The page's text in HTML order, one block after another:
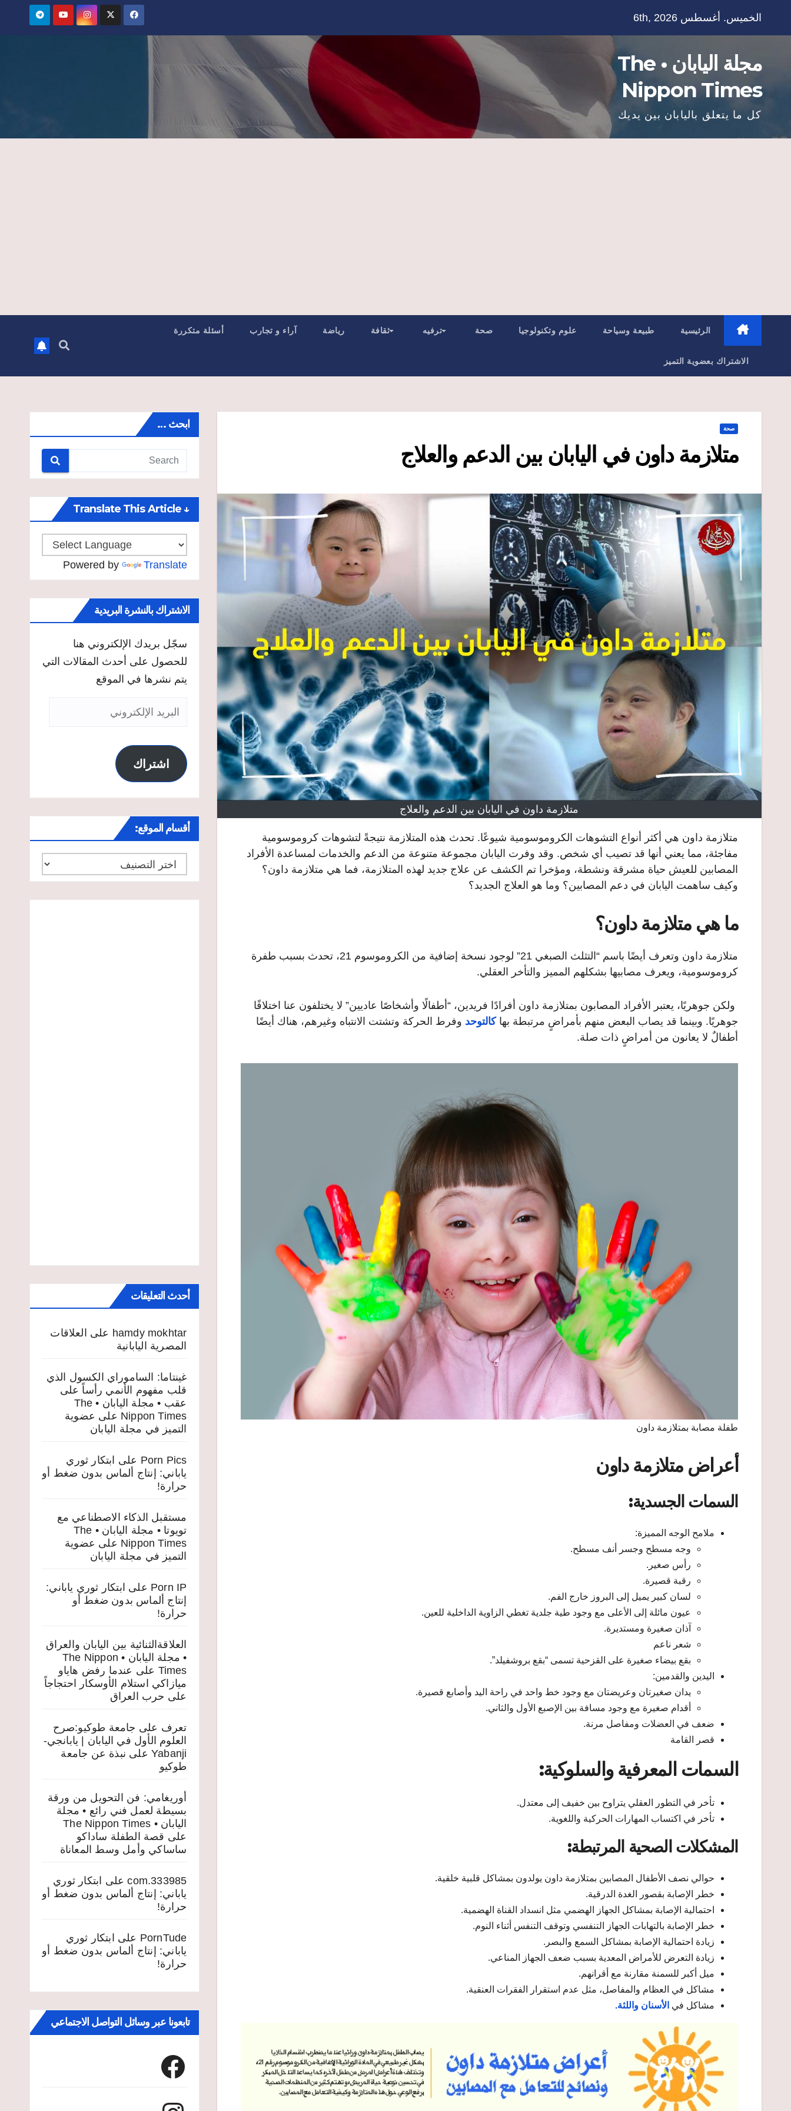
الخميس. أغسطس 6th, 2026
مجلة اليابان • The
Nippon Times
كل ما يتعلق باليابان بين يديك
الرئيسية طبيعة وسياحة علوم وتكنولوجيا صحة ترفيه ثقافة رياضة آراء و تجارب أسئلة متكررة
الاشتراك بعضوية التميز
صحة
متلازمة داون في اليابان بين الدعم والعلاج
متلازمة داون في اليابان بين الدعم والعلاج
متلازمة داون هي أكثر أنواع التشوهات الكروموسومية شيوعًا. تحدث هذه المتلازمة نتيجةً لتشوهات كروموسومية
مفاجئة، مما يعني أنها قد تصيب أي شخص. وقد وفرت اليابان مجموعة متنوعة من الدعم والخدمات لمساعدة الأفراد
المصابين للعيش حياة مشرقة ونشطة، ومؤخرا تم الكشف عن علاج جديد لهذه المتلازمة، فما هي متلازمة داون؟
وكيف ساهمت اليابان في دعم المصابين؟ وما هو العلاج الجديد؟
ما هي متلازمة داون؟
متلازمة داون وتعرف أيضًا باسم “التثلث الصبغي 21” لوجود نسخة إضافية من الكروموسوم 21، تحدث بسبب طفرة
كروموسومية، ويعرف مصابيها بشكلهم المميز والتأخر العقلي.
ولكن جوهريًا، يعتبر الأفراد المصابون بمتلازمة داون أفرادًا فريدين، “أطفالًا وأشخاصًا عاديين” لا يختلفون عنا اختلافًا
جوهريًا. وبينما قد يصاب البعض منهم بأمراضٍ مرتبطة بهاكالتوحد وفرط الحركة وتشتت الانتباه وغيرهم، هناك أيضًا
أطفالٌ لا يعانون من أمراضٍ ذات صلة.
طفلة مصابة بمتلازمة داون
أعراض متلازمة داون
السمات الجسدية:
ملامح الوجه المميزة:
وجه مسطح وجسر أنف مسطح.
رأس صغير.​
رقبة قصيرة.​
لسان كبير يميل إلى البروز خارج الفم.
عيون مائلة إلى الأعلى مع وجود طية جلدية تغطي الزاوية الداخلية للعين.​
آذان صغيرة ومستديرة.
شعر ناعم
بقع بيضاء صغيرة على القزحية تسمى “بقع بروشفيلد”.
اليدين والقدمين:
يدان صغيرتان وعريضتان مع وجود خط واحد في راحة اليد وأصابع قصيرة.​
أقدام صغيرة مع وجود مسافة بين الإصبع الأول والثاني.
ضعف في العضلات ومفاصل مرنة.​
قصر القامة
السمات المعرفية والسلوكية:
تأخر في التطور العقلي يتراوح بين خفيف إلى معتدل.
تأخر في اكتساب المهارات الحركية واللغوية.​
المشكلات الصحية المرتبطة:
حوالي نصف الأطفال المصابين بمتلازمة داون يولدون بمشاكل قلبية خلقية.​
خطر الإصابة بقصور الغدة الدرقية.
احتمالية الإصابة بمشاكل الجهاز الهضمي مثل انسداد القناة الهضمية.
خطر الإصابة بالتهابات الجهاز التنفسي وتوقف التنفس أثناء النوم.​
زيادة احتمالية الإصابة بمشاكل السمع والبصر.​
زيادة التعرض للأمراض المعدية بسبب ضعف الجهاز المناعي.​
ميل أكبر للسمنة مقارنة مع أقرانهم.
مشاكل في العظام والمفاصل، مثل عدم استقرار الفقرات العنقية.​
مشاكل في الأسنان واللثة.
ابحث …
↓ Translate This Article
Powered by Translate
الاشتراك بالنشرة البريدية
سجّل بريدك الإلكتروني هنا
للحصول على أحدث المقالات التي
يتم نشرها في الموقع
البريد
اشتراك
أقسام الموقع:
أقسام
الموقع:
أحدث التعليقات
hamdy mokhtar على
العلاقات
المصرية اليابانية
غينتاما: الساموراي الكسول الذي
قلب مفهوم الأنمي رأساً على
عقب • مجلة اليابان • The
Nippon Times على عضوية
التميز في مجلة اليابان
Porn Pics على
ابتكار ثوري
ياباني: إنتاج ألماس بدون ضغط أو
حرارة!
مستقبل الذكاء الاصطناعي مع
تويوتا • مجلة اليابان • The
Nippon Times على عضوية
التميز في مجلة اليابان
Porn IP على ابتكار ثوري ياباني:
إنتاج ألماس بدون ضغط أو
حرارة!
العلاقةالثنائية بين اليابان والعراق
• مجلة اليابان • The Nippon
Times على عندما رفض هاياو
ميازاكي استلام الأوسكار احتجاجاً
على حرب العراق
تعرف على جامعة طوكيو:صرح
العلوم الأول في اليابان | يابانجي-
Yabanjiعلى نبذة عن جامعة
طوكيو
أوريغامي: فن التحويل من ورقة
بسيطة لعمل فني رائع • مجلة
اليابان • The Nippon Times
على قصة الطفلة ساداكو
ساساكي وأمل وسط المعاناة
333985.com على
ابتكار ثوري
ياباني: إنتاج ألماس بدون ضغط أو
حرارة!
PornTude على
ابتكار ثوري
ياباني: إنتاج ألماس بدون ضغط أو
حرارة!
تابعونا عبر وسائل التواصل الاجتماعي
Facebook
Instagram